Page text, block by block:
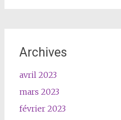
Archives
avril 2023
mars 2023
février 2023